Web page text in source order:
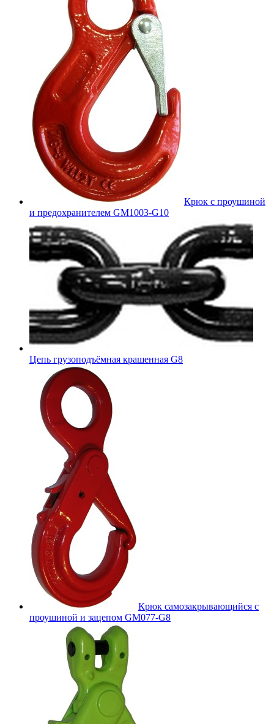
Крюк с проушиной
и предохранителем GM1003-G10
Цепь грузоподъёмная крашенная G8
Крюк самозакрывающийся с
проушиной и зацепом GM077-G8